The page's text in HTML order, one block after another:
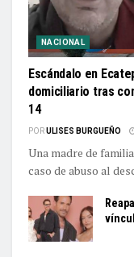
NACIONAL
Escándalo en
domiciliario tras
14
PORULISES BURGUEÑO
Una madre de
caso de abuso al